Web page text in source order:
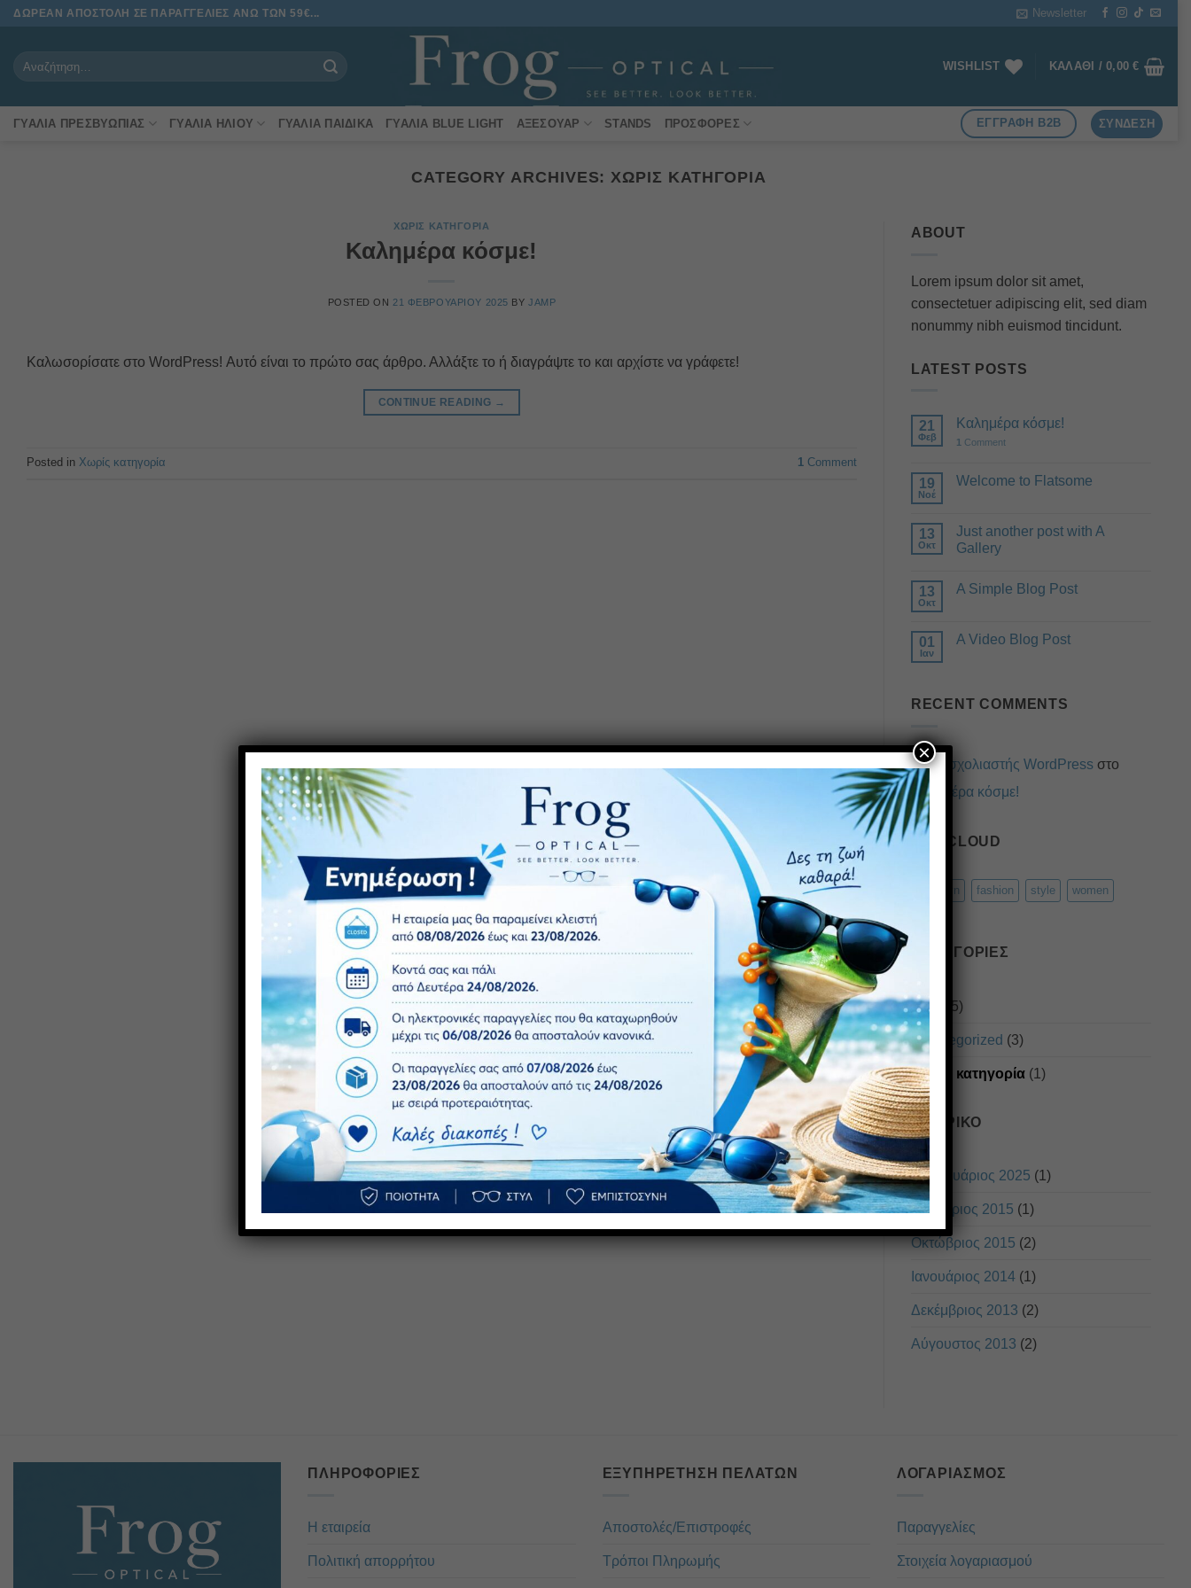
Μετάβαση
ΔΩΡΕΑΝ ΑΠΟΣΤΟΛΗ ΣΕ ΠΑΡΑΓΓΕΛΙΕΣ ΑΝΩ ΤΩΝ 59€... Newsletter
WISHLIST ΚΑΛΆΘΙ /0,00€
ΓΥΑΛΙΆ ΠΡΕΣΒΥΩΠΊΑΣ ΓΥΑΛΙΆ ΗΛΊΟΥ ΓΥΑΛΙΆ ΠΑΙΔΙΚΆ ΓΥΑΛΙΆ BLUE LIGHT ΑΞΕΣΟΥΆΡ STANDS ΠΡΟΣΦΟΡΈΣ ΕΓΓΡΑΦΗ B2B ΣΎΝΔΕΣΗ
CATEGORY ARCHIVES: ΧΩΡΊΣ ΚΑΤΗΓΟΡΊΑ
ΧΩΡΊΣ ΚΑΤΗΓΟΡΊΑ
Καλημέρα κόσμε!
POSTED ON 21 ΦΕΒΡΟΥΑΡΊΟΥ 2025 BY JAMP
Καλωσορίσατε στο WordPress! Αυτό είναι το πρώτο σας άρθρο. Αλλάξτε το ή διαγράψτε το και αρχίστε να γράφετε!
CONTINUE READING →
Posted in Χωρίς κατηγορία 1Comment
ABOUT
Lorem ipsum dolor sit amet,
consectetuer adipiscing elit, sed diam
nonummy nibh euismod tincidunt.
LATEST POSTS
21
Φεβ
Καλημέρα κόσμε!
1 Comment
19
Νοέ
Welcome to Flatsome
13
Οκτ
Just another post with A
Gallery
13
Οκτ
A Simple Blog Post
01
Ιαν
A Video Blog Post
RECENT COMMENTS
Ένας σχολιαστής WordPressστο
Καλημέρα κόσμε!
TAG CLOUD
brooklyn fashion style women
KΑΤΗΓΟΡΊΕΣ
Style (5)
Uncategorized (3)
Χωρίς κατηγορία(1)
ΙΣΤΟΡΙΚΌ
Φεβρουάριος 2025 (1)
Νοέμβριος 2015 (1)
Οκτώβριος 2015 (2)
Ιανουάριος 2014(1)
Δεκέμβριος 2013 (2)
Αύγουστος 2013 (2)
ΠΛΗΡΟΦΟΡΊΕΣ
Η εταιρεία
Πολιτική απορρήτου
ΕΞΥΠΗΡΈΤΗΣΗ ΠΕΛΑΤΏΝ
Αποστολές/Επιστροφές
Τρόποι Πληρωμής
ΛΟΓΑΡΙΑΣΜΌΣ
Παραγγελίες
Στοιχεία λογαριασμού
×